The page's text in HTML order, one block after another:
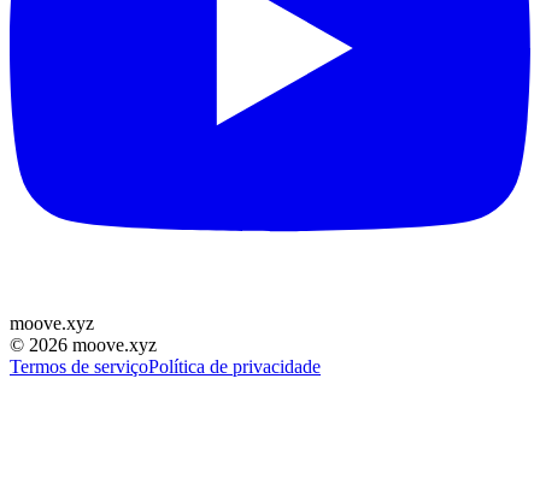
moove.xyz
© 2026 moove.xyz
Termos de serviçoPolítica de privacidade